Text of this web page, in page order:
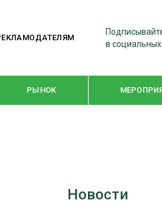
в социальных
РЫНОК
WOODEX-2021Новости